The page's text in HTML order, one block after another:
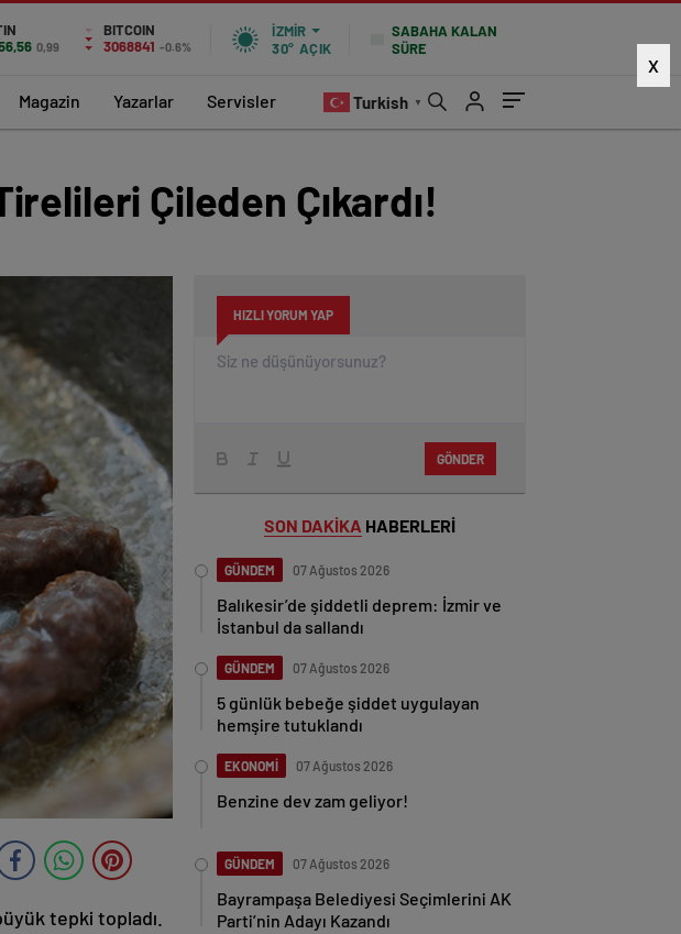
0,99
BITCOIN
3068841 -0.6%
İZMIR
30° AÇIK
SABAHA KALAN
SÜRE
Magazin Yazarlar Servisler Turkish ▼
X
Çileden Çıkardı!
tepki topladı.
HIZLI YORUM YAP
GÖNDER
SON DAKİKA HABERLERİ
GÜNDEM 07 Ağustos 2026
Balıkesir’de şiddetli deprem: İzmir ve
İstanbul da sallandı
GÜNDEM 07 Ağustos 2026
5 günlük bebeğe şiddet uygulayan
hemşire tutuklandı
EKONOMİ 07 Ağustos 2026
Benzine dev zam geliyor!
GÜNDEM 07 Ağustos 2026
Bayrampaşa Belediyesi Seçimlerini AK
Parti’nin Adayı Kazandı